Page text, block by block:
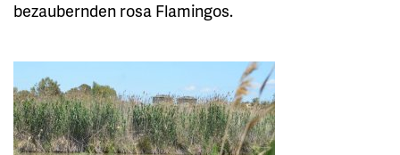
bezaubernden rosa Flamingos.